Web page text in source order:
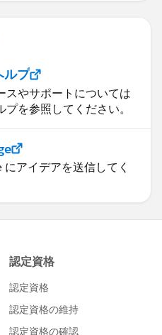
ルプ
スやサポートについては
を参照してください。
アイデアを送信してく